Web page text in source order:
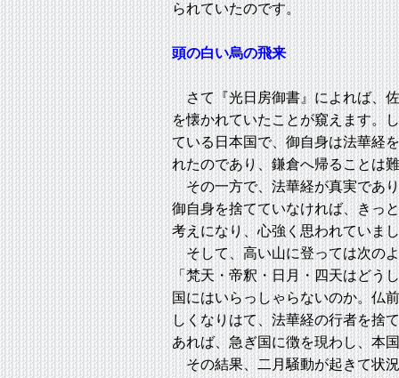
られていたのです。
頭の白い烏の飛来
さて『光日房御書』によれば、
を懐かれていたことが窺えます。
ている日本国で、御自身は法華経
れたのであり、鎌倉へ帰ることは
その一方で、法華経が真実であ
御自身を捨てていなければ、きっ
考えになり、心強く思われていま
そして、高い山に登っては次の
「梵天・帝釈・日月・四天はどう
国にはいらっしゃらないのか。仏
しくなりはて、法華経の行者を捨
あれば、急ぎ国に徴を現わし、本
その結果、二月騒動が起きて状